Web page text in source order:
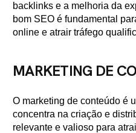
backlinks e a melhoria da
bom SEO é fundamental
online e atrair tráfego
MARKETING DE
O marketing de conteúdo é
concentra na criação e
relevante e valioso para